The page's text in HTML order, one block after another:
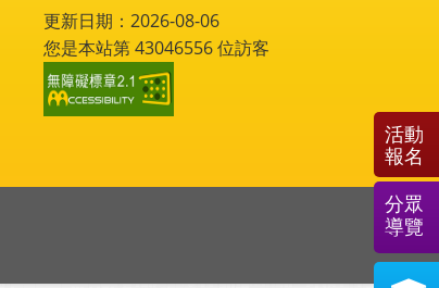
更新日期：2026-08-06
您是本站第43046556位訪客
活動
報名
分眾
導覽